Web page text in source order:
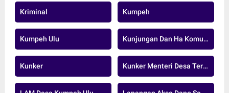
Kriminal Kumpeh
Kumpeh Ulu Kunjungan Dan Ha Komunikasi
Kunker Kunker Menteri Desa Tertinggal